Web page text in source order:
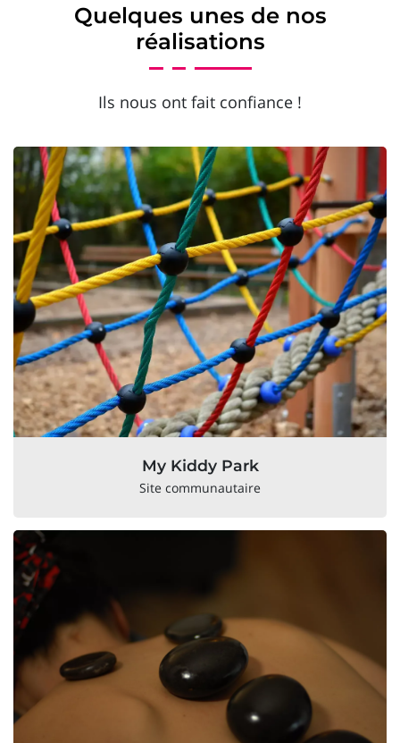
Quelques unes de nos
réalisations
Ils nous ont fait confiance !
My Kiddy Park
Site communautaire